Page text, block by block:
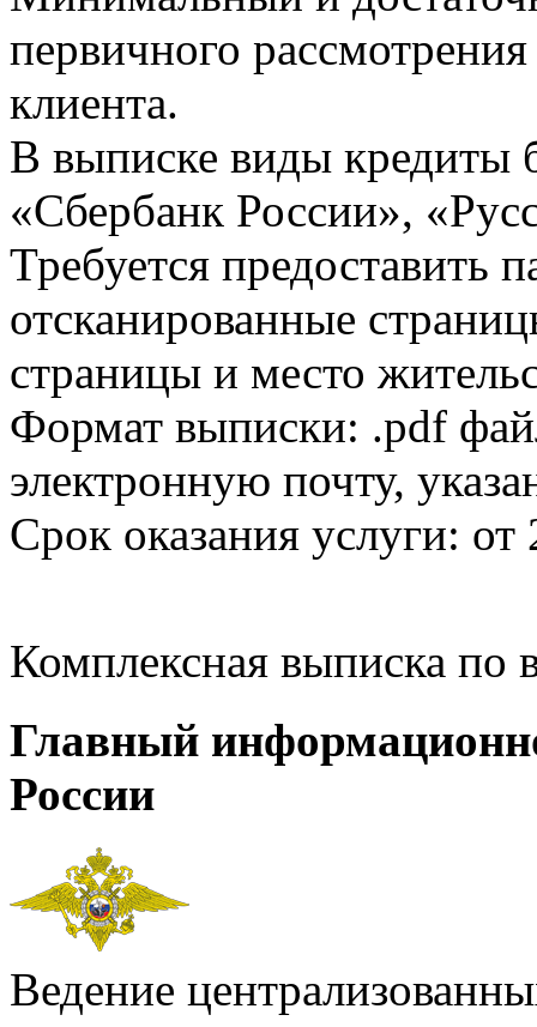
первичного
клиента.
В выписке виды кредиты
«Сбербанк России»,
Требуется предоставить
отсканированные
страницы и место
Формат выписки: .pdf
электронную почту,
Срок оказания услуги: от
Комплексная выписка
Главный
России
Ведение